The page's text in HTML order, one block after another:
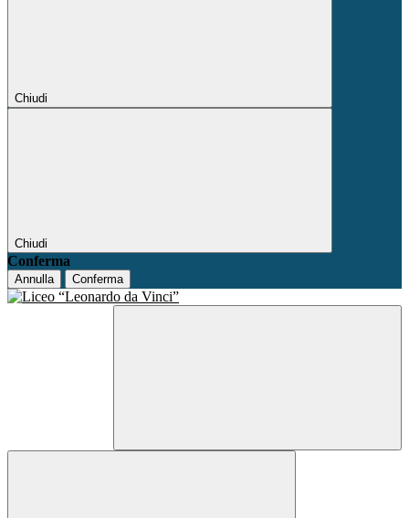
Chiudi
Chiudi
Conferma
Annulla Conferma